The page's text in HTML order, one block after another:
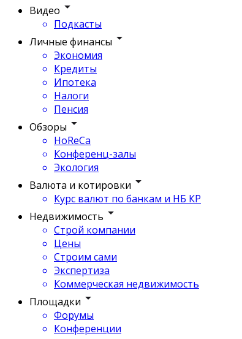
Видео
Подкасты
Личные финансы
Экономия
Кредиты
Ипотека
Налоги
Пенсия
Обзоры
HoReCa
Конференц-залы
Экология
Валюта и котировки
Курс валют по банкам и НБ КР
Недвижимость
Строй компании
Цены
Строим сами
Экспертиза
Коммерческая недвижимость
Площадки
Форумы
Конференции